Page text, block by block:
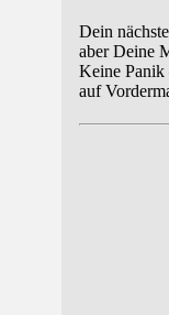
Dein
aber Deine
Keine
auf